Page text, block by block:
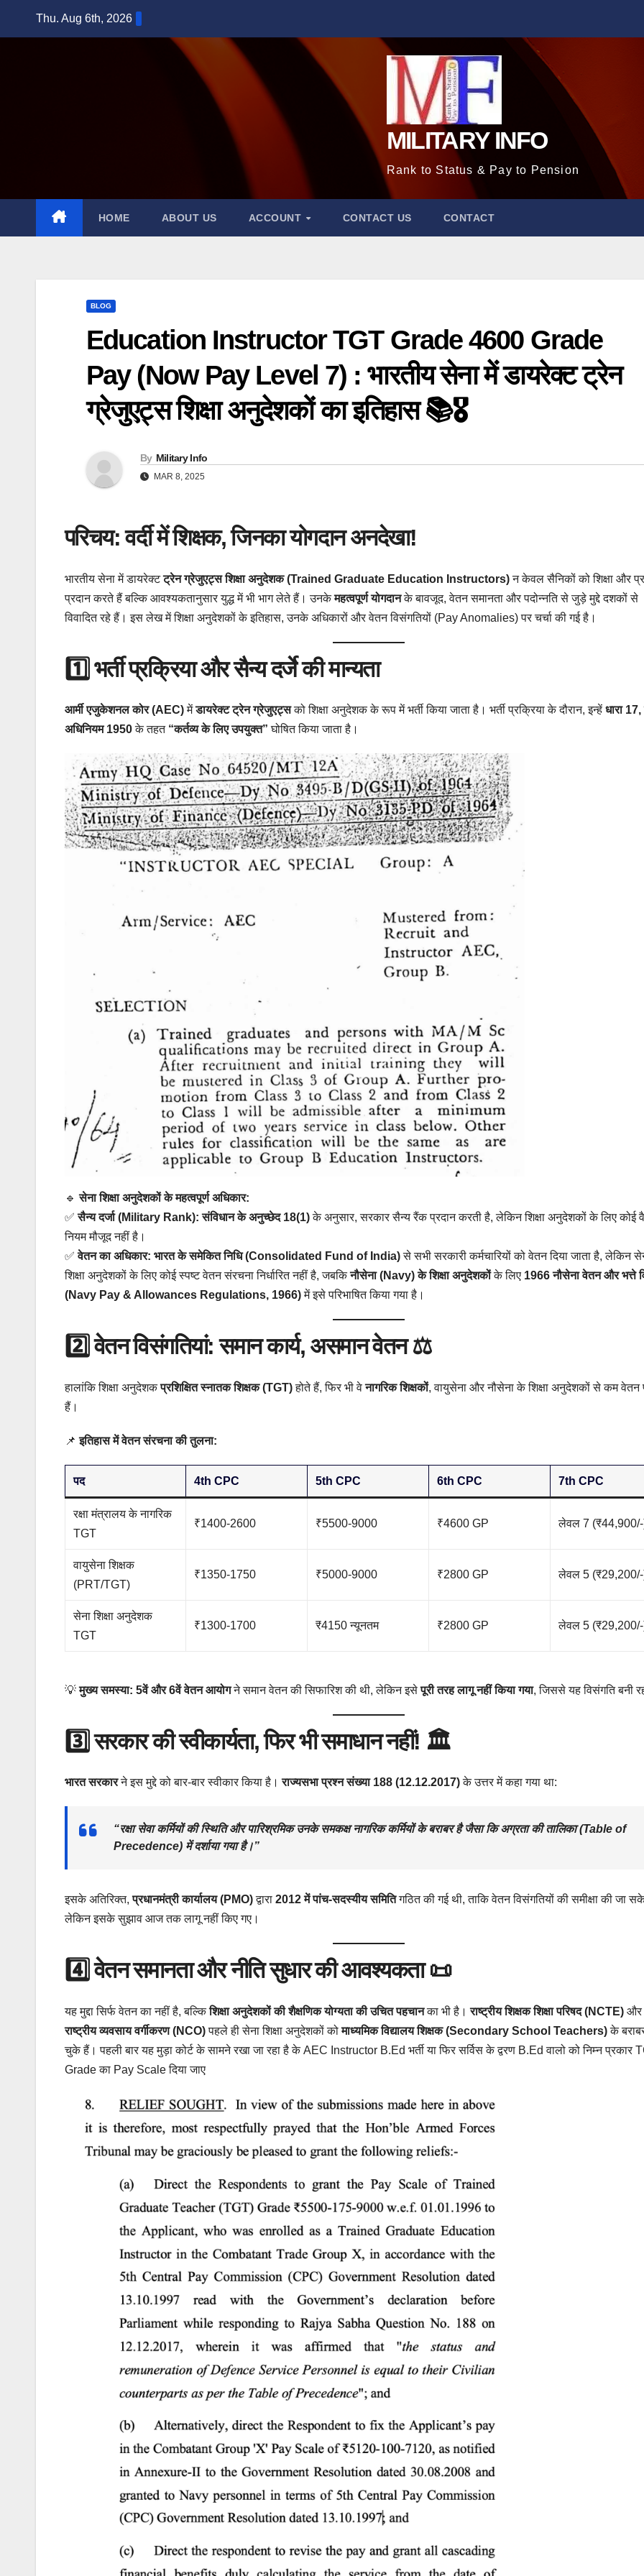
Thu. Aug 6th, 2026
MILITARY INFO
Rank to Status & Pay to Pension
HOME ABOUT US ACCOUNT CONTACT US CONTACT
BLOG
Education Instructor TGT Grade 4600 Grade
Pay (Now Pay Level 7) : भारतीय सेना में डायरेक्ट ट्रेन
ग्रेजुएट्स शिक्षा अनुदेशकों का इतिहास 📚🎖️
By Military Info
MAR 8, 2025
परिचय: वर्दी में शिक्षक, जिनका योगदान अनदेखा!
भारतीय सेना में डायरेक्टट्रेन ग्रेजुएट्स शिक्षा अनुदेशक (Trained Graduate Education Instructors)न केवल सैनिकों को शिक्षा और
प्रदान करते हैं बल्कि आवश्यकतानुसार युद्ध में भी भाग लेते हैं। उनकेमहत्वपूर्ण योगदानके बावजूद, वेतन समानता और पदोन्नति से जुड़े मुद्दे दशकों से
विवादित रहे हैं। इस लेख में शिक्षा अनुदेशकों के इतिहास, उनके अधिकारों और वेतन विसंगतियों (Pay Anomalies) पर चर्चा की गई है।
1️⃣ भर्ती प्रक्रिया और सैन्य दर्जे की मान्यता
आर्मी एजुकेशनल कोर (AEC)मेंडायरेक्ट ट्रेन ग्रेजुएट्सको शिक्षा अनुदेशक के रूप में भर्ती किया जाता है। भर्ती प्रक्रिया के दौरान, इन्हें धारा
अधिनियम 1950के तहत “कर्तव्य के लिए उपयुक्त” घोषित किया जाता है।
🔹सेना शिक्षा अनुदेशकों के महत्वपूर्ण अधिकार:
✅सैन्य दर्जा (Military Rank): संविधान के अनुच्छेद 18(1)के अनुसार, सरकार सैन्य रैंक प्रदान करती है, लेकिन शिक्षा अनुदेशकों के लिए कोई
नियम मौजूद नहीं है।
✅वेतन का अधिकार: भारत के समेकित निधि (Consolidated Fund of India)से सभी सरकारी कर्मचारियों को वेतन दिया जाता है, लेकिन
शिक्षा अनुदेशकों के लिए कोई स्पष्ट वेतन संरचना निर्धारित नहीं है, जबकिनौसेना (Navy) के शिक्षा अनुदेशकोंके लिए 1966 नौसेना वेतन और भत्ते
(Navy Pay & Allowances Regulations, 1966)में इसे परिभाषित किया गया है।
2️⃣ वेतन विसंगतियां: समान कार्य, असमान वेतन ⚖️
हालांकि शिक्षा अनुदेशकप्रशिक्षित स्नातक शिक्षक (TGT)होते हैं, फिर भी वेनागरिक शिक्षकों, वायुसेना और नौसेना के शिक्षा अनुदेशकों से कम वेतन
हैं।
📌इतिहास में वेतन संरचना की तुलना:
पद 4th CPC 5th CPC 6th CPC 7th CPC
रक्षा मंत्रालय के नागरिक
TGT
₹1400-2600 ₹5500-9000 ₹4600 GP लेवल 7
वायुसेना शिक्षक
(PRT/TGT)
₹1350-1750 ₹5000-9000 ₹2800 GP लेवल 5
सेना शिक्षा अनुदेशक
TGT
₹1300-1700 ₹4150 न्यूनतम ₹2800 GP लेवल 5
💡मुख्य समस्या: 5वें और 6वें वेतन आयोगने समान वेतन की सिफारिश की थी, लेकिन इसेपूरी तरह लागू नहीं किया गया, जिससे यह विसंगति बनी
3️⃣ सरकार की स्वीकार्यता, फिर भी समाधान नहीं! 🏛️
भारत सरकारने इस मुद्दे को बार-बार स्वीकार किया है।राज्यसभा प्रश्न संख्या 188 (12.12.2017)के उत्तर में कहा गया था:
“रक्षा सेवा कर्मियों की स्थिति और पारिश्रमिक उनके समकक्ष नागरिक कर्मियों के बराबर हैजैसा किअग्रता की तालिका (Table of
Precedence) में दर्शाया गया है।”
इसके अतिरिक्त,प्रधानमंत्री कार्यालय (PMO)द्वारा 2012 में पांच-सदस्यीय समितिगठित की गई थी, ताकि वेतन विसंगतियों की समीक्षा की जा
लेकिन इसके सुझाव आज तक लागू नहीं किए गए।
4️⃣ वेतन समानता और नीति सुधार की आवश्यकता 📜
यह मुद्दा सिर्फ वेतन का नहीं है, बल्किशिक्षा अनुदेशकों की शैक्षणिक योग्यता की उचित पहचानका भी है।राष्ट्रीय शिक्षक शिक्षा परिषद (NCTE) और
राष्ट्रीय व्यवसाय वर्गीकरण (NCO)पहले ही सेना शिक्षा अनुदेशकों कोमाध्यमिक विद्यालय शिक्षक (Secondary School Teachers)के
चुके हैं। पहली बार यह मुड़ा कोर्ट के सामने रखा जा रहा है के AEC Instructor B.Ed भर्ती या फिर सर्विस के द्वरण B.Ed वालो को निम्न प्रकार
Grade का Pay Scale दिया जाए